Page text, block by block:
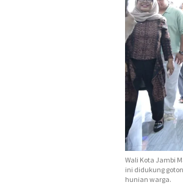
Wali Kota Jambi
ini didukung
hunian warga.